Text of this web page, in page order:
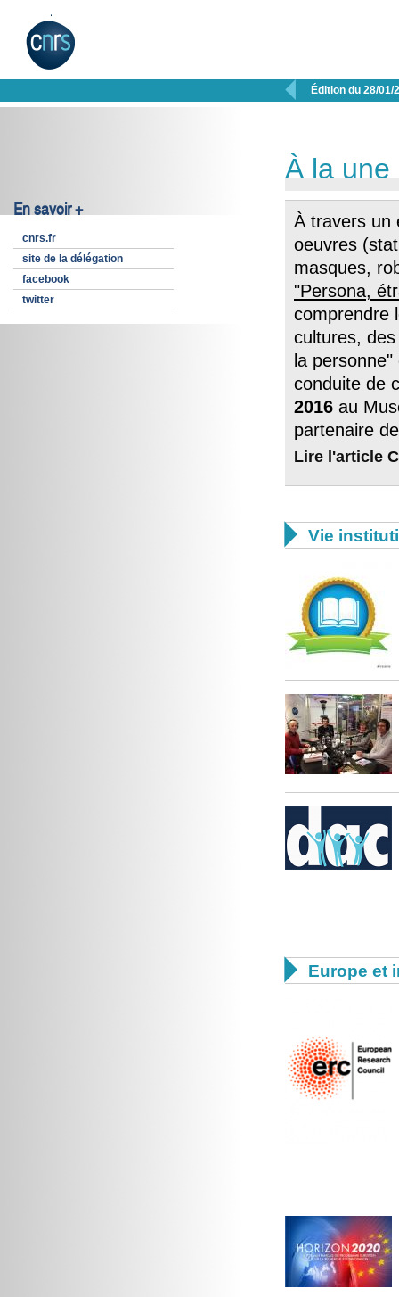
 Édition du 28/01/
En savoir +
cnrs.fr
site de la délégation
facebook
twitter
À la une
À travers un
oeuvres
masques,
"Persona,
comprendre
cultures,
la
conduite de
2016 au
partenaire
Lire l'article
 Vie
 Europe et